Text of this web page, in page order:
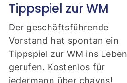
Tippspiel zur WM
Der geschäftsführende
Vorstand hat spontan ein
Tippspiel zur WM ins Leben
gerufen. Kostenlos für
jedermann über chayns!